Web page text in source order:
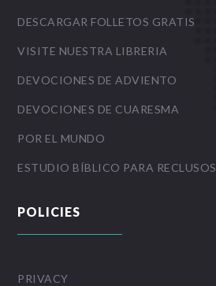
DESCARGAR FOLLETOS GRATIS
VISITE NUESTRA LIBRERIA
DEVOCIONES DE ADVIENTO
DEVOCIONES DE CUARESMA
POR EL MUNDO
ESTUDIO BÍBLICO PARA RECLUSOS
POLICIES
PRIVACY